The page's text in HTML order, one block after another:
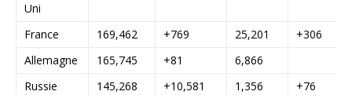
Uni
France 169,462 +769 25,201
+306
Allemagne
165,745 +81
6,866
Russie
145,268 +10,581 1,356
+76